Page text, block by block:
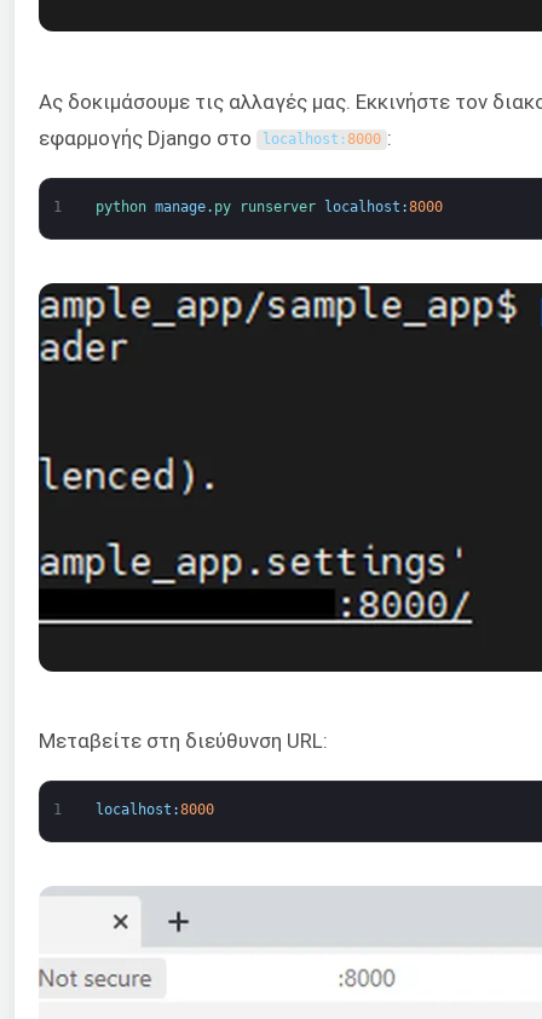
Ας δοκιμάσουμε τις αλλαγές μας. Εκκινήστε τον
εφαρμογής Django στο
localhost :8000 :
1 python manage. py runserver localhost :8000
Μεταβείτε στη διεύθυνση URL:
1 localhost :8000